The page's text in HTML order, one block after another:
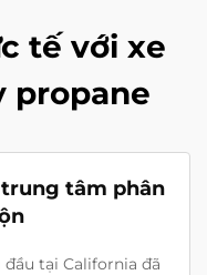
tế với xe
propane
tâm phân
tại California đã